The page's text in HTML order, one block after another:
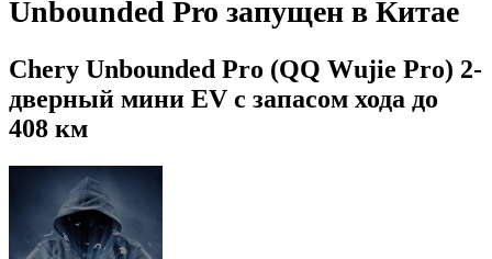
Unbounded Pro запущен в Китае
Chery Unbounded Pro (QQ Wujie Pro) 2-
дверный мини EV с запасом хода до
408 км